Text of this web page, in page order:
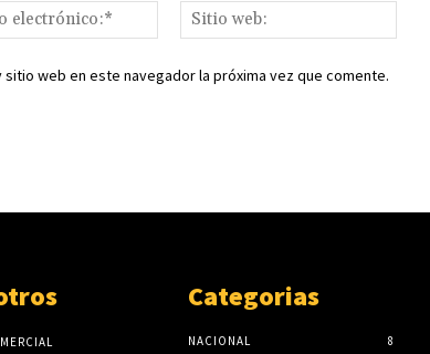
Correo
electrónico:*
web:
web en este navegador la próxima vez que comente.
Categorias
NACIONAL 8